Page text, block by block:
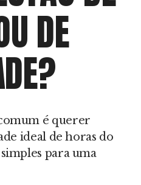
DE
é querer
ideal de horas do
para uma